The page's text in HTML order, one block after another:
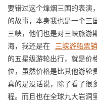
要错过这个烽烟三国的表演
的故事，本身我也是一个三
三峡，他们也是对三峡旅游
海，我还是在
三峡游船票
的五星级游轮出行，就是
位，虽然价格是比其他游轮
真的是没话说，除了看了很
程。而且也在全球九大岩洞